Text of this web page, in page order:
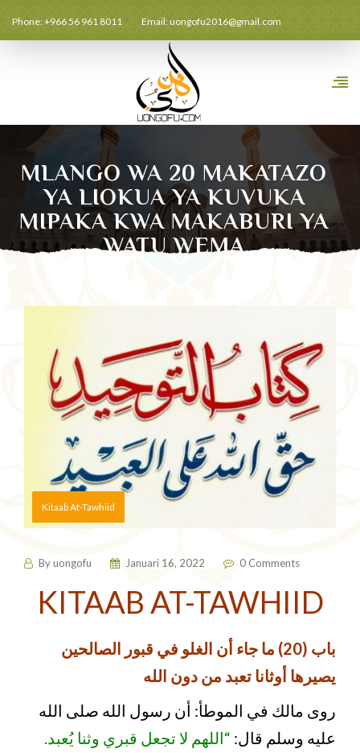
Phone: +966 56 961 8011 Email:uongofu2016@gmail.com
MLANGO WA 20 MAKATAZO
YA LIOKUA YA KUVUKA
MIPAKA KWA MAKABURI YA
WATU WEMA
Kitaab At-Tawhiid
Byuongofu Januari 16, 2022 0 Comments
KITAAB AT-TAWHIID
باب (20) ما جاء أن الغلو في قبور الصالحين
يصيرها أوثانا تعبد من دون الله
روى مالك في الموطأ: أن رسول الله صلى الله
عليه وسلم قال: “اللهم لا تجعل قبري وثنا يُعبد.